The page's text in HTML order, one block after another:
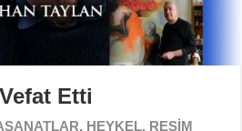
Etti
, HEYKEL, RESİM